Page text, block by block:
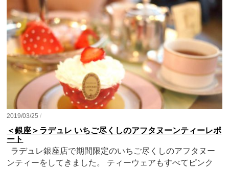
2019/03/25/
＜銀座＞ラデュレ いちご尽くしのアフタヌーンティーレポ
ート
ラデュレ銀座店で期間限定のいちご尽くしのアフタヌー
ンティーをしてきました。 ティーウェアもすべてピンク